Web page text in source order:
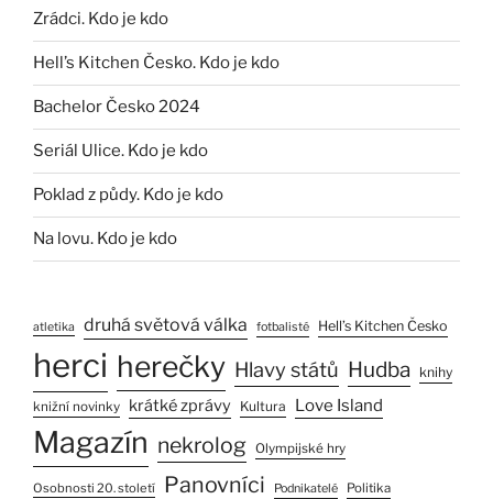
Zrádci. Kdo je kdo
Hell’s Kitchen Česko. Kdo je kdo
Bachelor Česko 2024
Seriál Ulice. Kdo je kdo
Poklad z půdy. Kdo je kdo
Na lovu. Kdo je kdo
atletika druhá světová válka fotbalisté Hell’s Kitchen Česko
herci herečky Hlavy států Hudba knihy
knižní novinky krátké zprávy Kultura Love Island
Magazín nekrolog Olympijské hry
Osobnosti 20. století Panovníci Podnikatelé Politika